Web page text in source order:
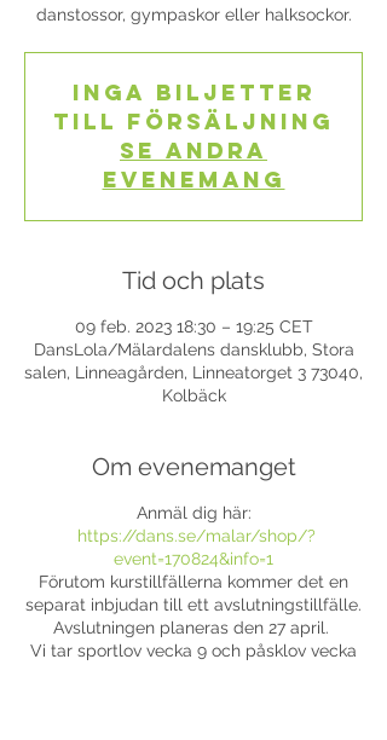
danstossor, gympaskor eller halksockor.
Inga biljetter
till försäljning
Se andra
evenemang
Tid och plats
09 feb. 2023 18:30 – 19:25 CET
DansLola/Mälardalens dansklubb, Stora
salen, Linneagården, Linneatorget 3 73040,
Kolbäck
Om evenemanget
Anmäl dig här:
https://dans.se/malar/shop/?
event=170824&info=1
Förutom kurstillfällerna kommer det en
separat inbjudan till ett avslutningstillfälle.
Avslutningen planeras den 27 april.
Vi tar sportlov vecka 9 och påsklov vecka